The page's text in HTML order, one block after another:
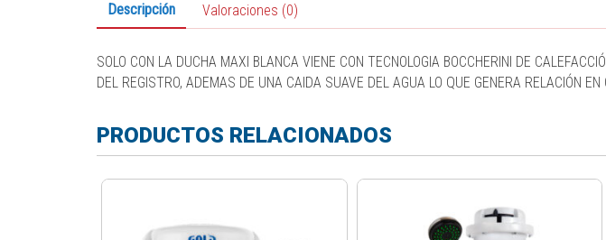
Descripción Valoraciones (0)
SOLO CON LA DUCHA MAXI BLANCA VIENE CON TECNOLOGIA BOCCHERINI DE
DEL REGISTRO, ADEMAS DE UNA CAIDA SUAVE DEL AGUA LO QUE GENERA RELACIÓN
PRODUCTOS RELACIONADOS